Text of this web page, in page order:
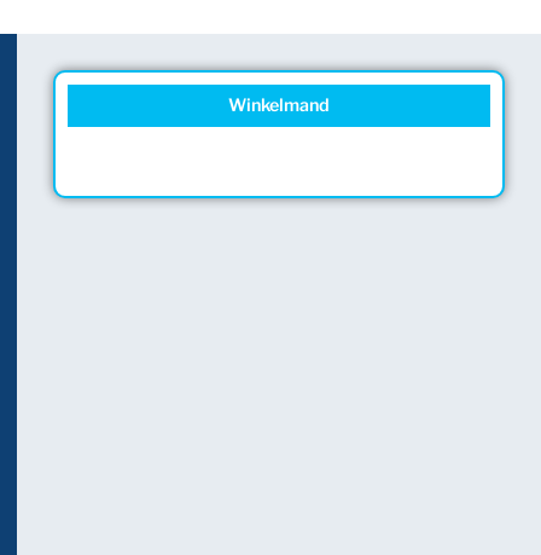
Winkelmand